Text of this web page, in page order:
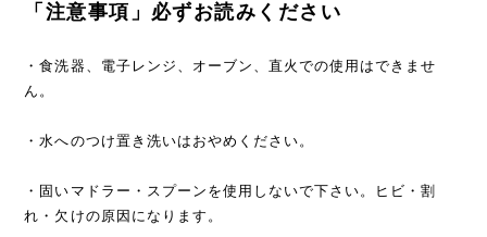
「注意事項」必ずお読みください
・食洗器、電子レンジ、オーブン、直火での使用はできませ
ん。
・水へのつけ置き洗いはおやめください。
・固いマドラー・スプーンを使用しないで下さい。ヒビ・割
れ・欠けの原因になります。